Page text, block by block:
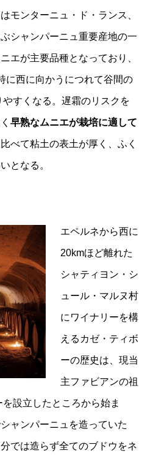
モンターニュ・ド・ランス、
シャンパーニュ重要産地の一
エが主要品種となっており、
に西に向かうにつれて谷間の
すくなる。遅霜のリスクを
早熟なムニエが栽培に適して
べて粘土の表土が厚く、ふく
となる。
エペルネから西に
20kmほど離れた
シャティヨン・シ
ュール・マルヌ村
にワイナリーを構
えるカゼ・ティボ
ーの歴史は、現当
主ファビアンの祖
設立したところから始ま
ャンパーニュを造っていた
では造らず全てのブドウをネ